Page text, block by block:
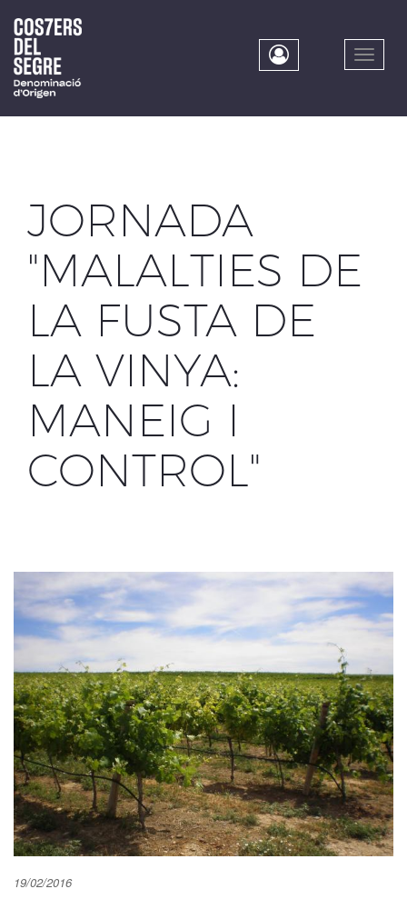
main
content
Toggle
JORNADA
"MALALTIES DE
LA FUSTA DE
LA VINYA:
MANEIG I
CONTROL"
19/02/2016